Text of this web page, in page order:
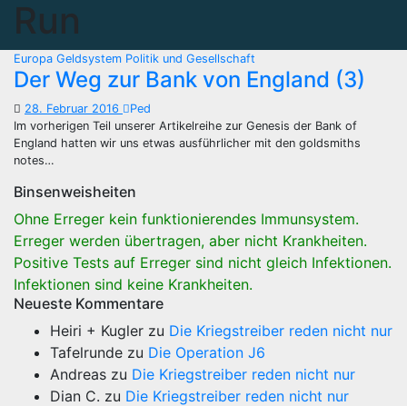
Run
Europa Geldsystem Politik und Gesellschaft
Der Weg zur Bank von England (3)
28. Februar 2016
Ped
Im vorherigen Teil unserer Artikelreihe zur Genesis der Bank of
England hatten wir uns etwas ausführlicher mit den goldsmiths
notes…
Binsenweisheiten
Ohne Erreger kein funktionierendes Immunsystem.
Erreger werden übertragen, aber nicht Krankheiten.
Positive Tests auf Erreger sind nicht gleich Infektionen.
Infektionen sind keine Krankheiten.
Neueste Kommentare
Heiri + Kugler zu Die Kriegstreiber reden nicht nur
Tafelrunde zu Die Operation J6
Andreas zu Die Kriegstreiber reden nicht nur
Dian C. zu Die Kriegstreiber reden nicht nur